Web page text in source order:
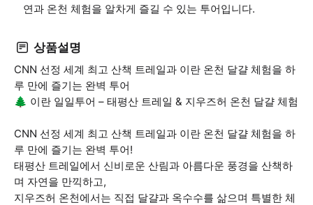
연과 온천 체험을 알차게 즐길 수 있는 투어입니다.
상품설명
CNN 선정 세계 최고 산책 트레일과 이란 온천 달걀 체험을 하
루 만에 즐기는 완벽 투어
🌲 이란 일일투어 – 태평산 트레일 & 지우즈허 온천 달걀 체험
CNN 선정 세계 최고 산책 트레일과 이란 온천 달걀 체험을 하
루 만에 즐기는 완벽 투어!
태평산 트레일에서 신비로운 산림과 아름다운 풍경을 산책하
며 자연을 만끽하고,
지우즈허 온천에서는 직접 달걀과 옥수수를 삶으며 특별한 체